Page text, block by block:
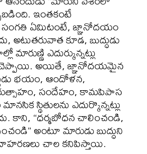
ఇంతకంటే
సంగతి ఏమిటంటే, జ్ఞానోదయం
అటుతరువాత కూడ, బుద్ధుడు
మారుణ్ణి ఎదుర్కున్నట్లు
చెప్పాయి. అయితే, జ్ఞానోదయమైన
భయం, ఆందోళన,
సందేహం, కామపిపాస
స్థితులను ఎదుర్కొన్నట్లు
కాని, “ధర్మబోధన చాలించండి,
అంటూ మారుడు బుద్ధుని
చాల కనిపిస్తాయి.